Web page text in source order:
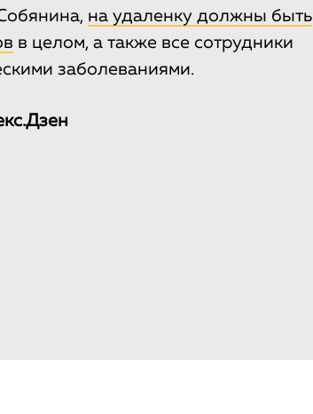
на удаленку должны быть
в целом, а также все сотрудники
заболеваниями.